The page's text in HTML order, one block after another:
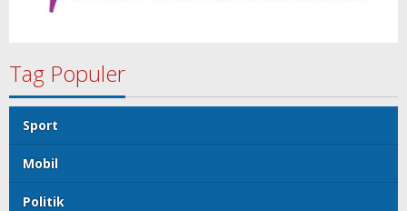
Tag Populer
Sport
Mobil
Politik